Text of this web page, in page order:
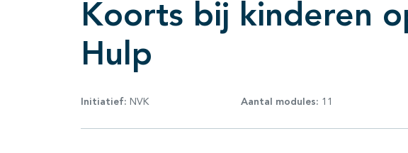
Koorts bij kinderen
Hulp
Initiatief: NVK Aantal modules: 11